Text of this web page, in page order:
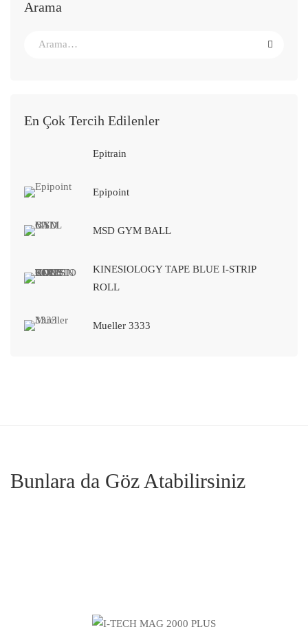
Arama
En Çok Tercih Edilenler
Epitrain
Epipoint
MSD GYM BALL
KINESIOLOGY TAPE BLUE I-STRIP
ROLL
Mueller 3333
Bunlara da Göz Atabilirsiniz